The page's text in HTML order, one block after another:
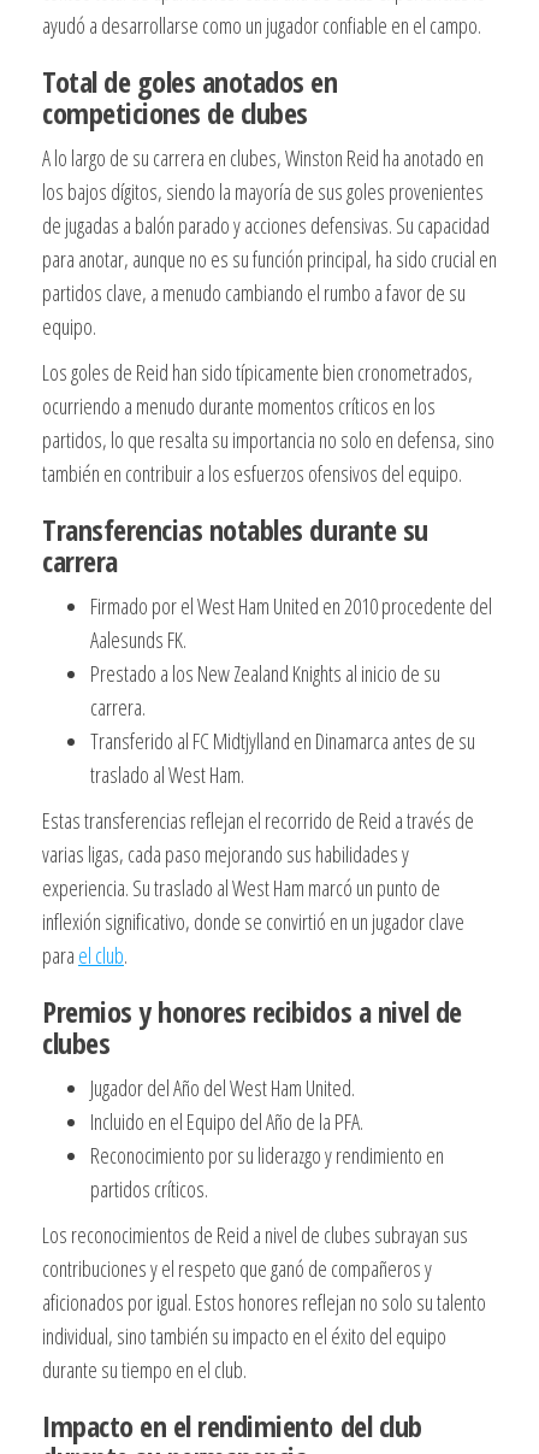
ayudó a desarrollarse como un jugador confiable en el campo.
Total de goles anotados en
competiciones de clubes
A lo largo de su carrera en clubes, Winston Reid ha anotado en
los bajos dígitos, siendo la mayoría de sus goles provenientes
de jugadas a balón parado y acciones defensivas. Su capacidad
para anotar, aunque no es su función principal, ha sido crucial en
partidos clave, a menudo cambiando el rumbo a favor de su
equipo.
Los goles de Reid han sido típicamente bien cronometrados,
ocurriendo a menudo durante momentos críticos en los
partidos, lo que resalta su importancia no solo en defensa, sino
también en contribuir a los esfuerzos ofensivos del equipo.
Transferencias notables durante su
carrera
Firmado por el West Ham United en 2010 procedente del
Aalesunds FK.
Prestado a los New Zealand Knights al inicio de su
carrera.
Transferido al FC Midtjylland en Dinamarca antes de su
traslado al West Ham.
Estas transferencias reflejan el recorrido de Reid a través de
varias ligas, cada paso mejorando sus habilidades y
experiencia. Su traslado al West Ham marcó un punto de
inflexión significativo, donde se convirtió en un jugador clave
para el club.
Premios y honores recibidos a nivel de
clubes
Jugador del Año del West Ham United.
Incluido en el Equipo del Año de la PFA.
Reconocimiento por su liderazgo y rendimiento en
partidos críticos.
Los reconocimientos de Reid a nivel de clubes subrayan sus
contribuciones y el respeto que ganó de compañeros y
aficionados por igual. Estos honores reflejan no solo su talento
individual, sino también su impacto en el éxito del equipo
durante su tiempo en el club.
Impacto en el rendimiento del club